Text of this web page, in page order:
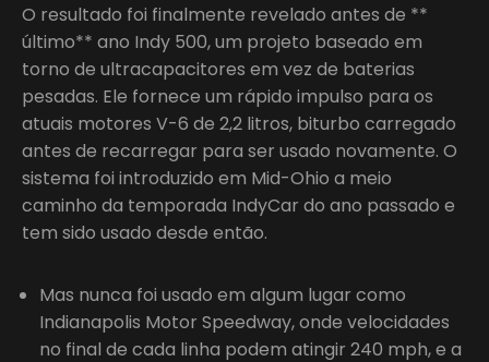
O resultado foi finalmente revelado antes de **
último** ano Indy 500, um projeto baseado em
torno de ultracapacitores em vez de baterias
pesadas. Ele fornece um rápido impulso para os
atuais motores V-6 de 2,2 litros, biturbo carregado
antes de recarregar para ser usado novamente. O
sistema foi introduzido em Mid-Ohio a meio
caminho da temporada IndyCar do ano passado e
tem sido usado desde então.
Mas nunca foi usado em algum lugar como
Indianapolis Motor Speedway, onde velocidades
no final de cada linha podem atingir 240 mph, e a